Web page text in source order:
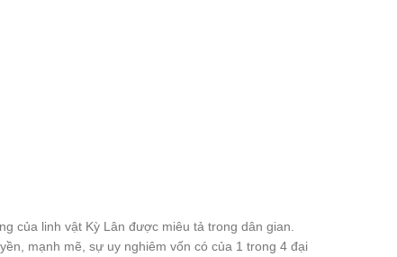
của linh vật Kỳ Lân được miêu tả trong dân gian.
mạnh mẽ, sự uy nghiêm vốn có của 1 trong 4 đại